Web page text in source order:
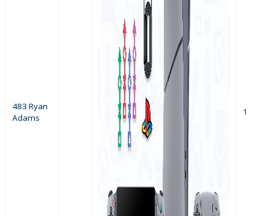
483 Ryan
Adams
1